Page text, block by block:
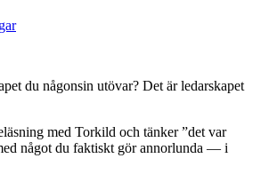
du någonsin utövar? Det är ledarskapet
med Torkild och tänker ”det var
något du faktiskt gör annorlunda — i